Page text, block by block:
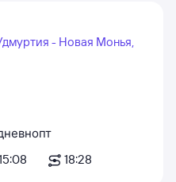
- Новая Монья,
пт
18:28